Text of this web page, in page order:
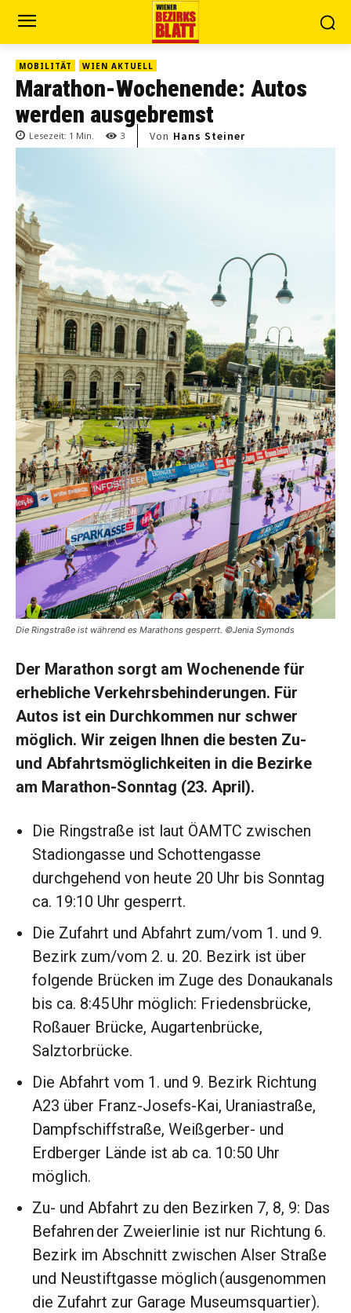
MOBILITÄT WIEN AKTUELL
Marathon-Wochenende: Autos
werden ausgebremst
Lesezeit: 1 Min. 3 Von Hans Steiner
Die Ringstraße ist während es Marathons gesperrt. ©Jenia Symonds
Der Marathon sorgt am Wochenende für
erhebliche Verkehrsbehinderungen. Für
Autos ist ein Durchkommen nur schwer
möglich. Wir zeigen Ihnen die besten Zu-
und Abfahrtsmöglichkeiten in die Bezirke
am Marathon-Sonntag (23. April).
Die Ringstraße ist laut ÖAMTC zwischen
Stadiongasse und Schottengasse
durchgehend von heute 20 Uhr bis Sonntag
ca. 19:10 Uhr gesperrt.
Die Zufahrt und Abfahrt zum/vom 1. und 9.
Bezirk zum/vom 2. u. 20. Bezirk ist über
folgende Brücken im Zuge des Donaukanals
bis ca. 8:45 Uhr möglich: Friedensbrücke,
Roßauer Brücke, Augartenbrücke,
Salztorbrücke.
Die Abfahrt vom 1. und 9. Bezirk Richtung
A23 über Franz-Josefs-Kai, Uraniastraße,
Dampfschiffstraße, Weißgerber- und
Erdberger Lände ist ab ca. 10:50 Uhr
möglich.
Zu- und Abfahrt zu den Bezirken 7, 8, 9: Das
Befahren der Zweierlinie ist nur Richtung 6.
Bezirk im Abschnitt zwischen Alser Straße
und Neustiftgasse möglich (ausgenommen
die Zufahrt zur Garage Museumsquartier).